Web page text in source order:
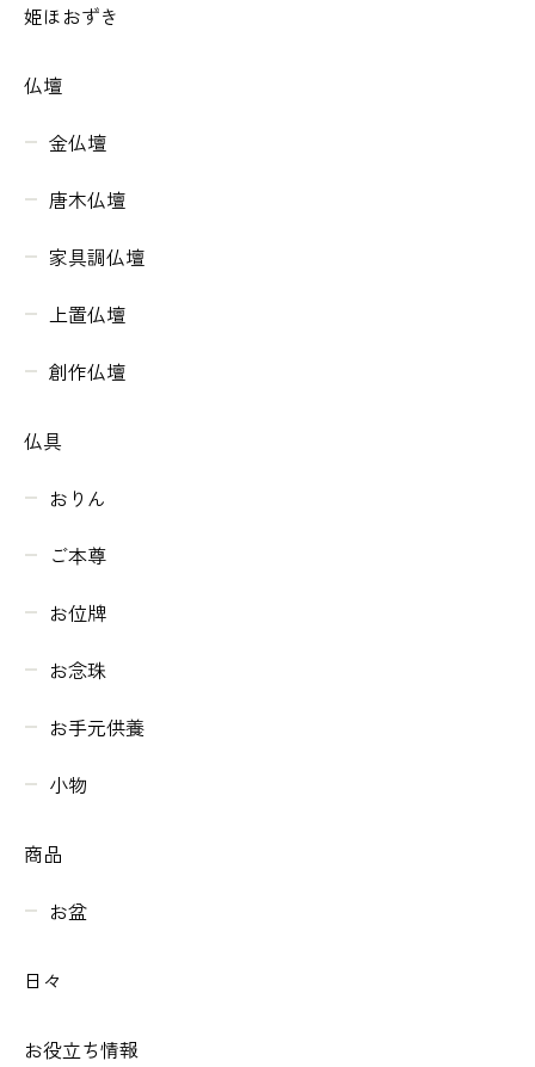
姫ほおずき
仏壇
金仏壇
唐木仏壇
家具調仏壇
上置仏壇
創作仏壇
仏具
おりん
ご本尊
お位牌
お念珠
お手元供養
小物
商品
お盆
日々
お役立ち情報